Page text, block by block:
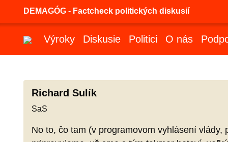
DEMAGÓG - Factcheck politických diskusií
Výroky Diskusie Politici O nás
Richard Sulík
SaS
No to, čo tam (v programovom vyhlásení